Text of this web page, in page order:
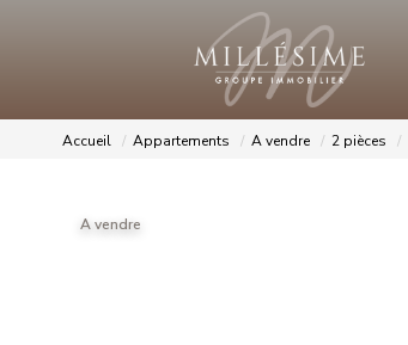
Accueil Appartements A vendre 2 pièces
A vendre